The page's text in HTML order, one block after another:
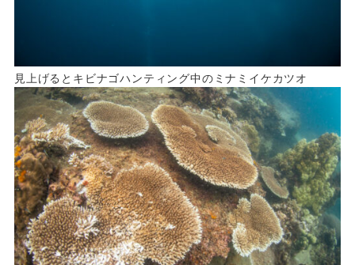
見上げるとキビナゴハンティング中のミナミイケカツオ